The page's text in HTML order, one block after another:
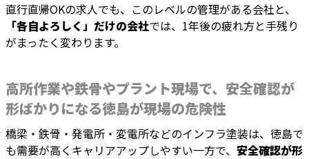
直行直帰OKの求人でも、このレベルの管理がある会社と、
「各自よろしく」だけの会社では、1年後の疲れ方と手残り
がまったく変わります。
高所作業や鉄骨やプラント現場で、安全確認が
形ばかりになる徳島が現場の危険性
橋梁・鉄骨・発電所・変電所などのインフラ塗装は、徳島で
も需要が高くキャリアアップしやすい一方で、 安全確認が形